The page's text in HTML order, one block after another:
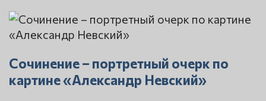
Сочинение – портретный очерк по
картине «Александр Невский»